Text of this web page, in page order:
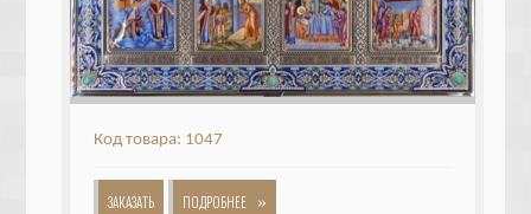
Код товара: 1047
ЗАКАЗАТЬ ПОДРОБНЕЕ »